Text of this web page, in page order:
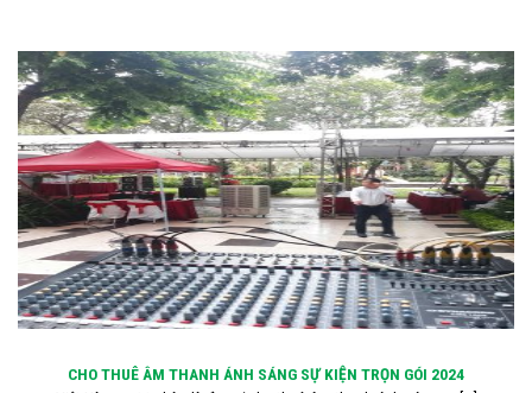
CHO THUÊ ÂM THANH ÁNH SÁNG SỰ KIỆN TRỌN GÓI 2024